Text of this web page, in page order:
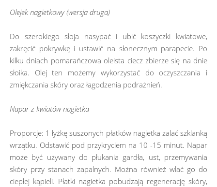
Olejek nagietkowy (wersja druga)
Do szerokiego słoja nasypać i ubić koszyczki kwiatowe,
zakręcić pokrywkę i ustawić na słonecznym parapecie. Po
kilku dniach pomarańczowa oleista ciecz zbierze się na dnie
słoika. Olej ten możemy wykorzystać do oczyszczania i
zmiękczania skóry oraz łagodzenia podrażnień.
Napar z kwiatów nagietka
Proporcje: 1 łyżkę suszonych płatków nagietka zalać szklanką
wrzątku. Odstawić pod przykryciem na 10 -15 minut. Napar
może być używany do płukania gardła, ust, przemywania
skóry przy stanach zapalnych. Można również wlać go do
ciepłej kąpieli. Płatki nagietka pobudzają regenerację skóry,